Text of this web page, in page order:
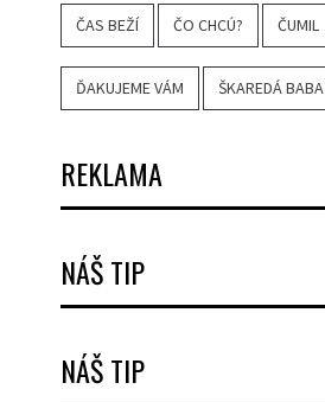
ČAS BEŽÍ ČO CHCÚ? ČUMIL
ĎAKUJEME VÁM ŠKAREDÁ BABA
REKLAMA
NÁŠ TIP
NÁŠ TIP